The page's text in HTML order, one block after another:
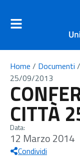
Home / Documenti /
25/09/2013
CITTÀ
Data:
12 Marzo 2014
Condividi